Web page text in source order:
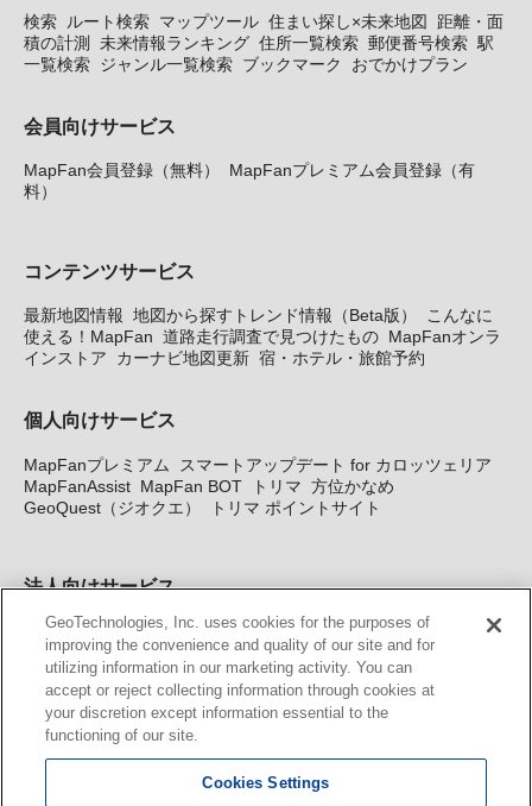
検索 ルート検索 マップツール 住まい探し×未来地図
距離・面
積の計測 未来情報ランキング 住所一覧検索 郵便番号検索 駅
一覧検索 ジャンル一覧検索 ブックマーク おでかけプラン
会員向けサービス
MapFan会員登録（無料）
MapFanプレミアム会員登録（有
料）
コンテンツサービス
最新地図情報 地図から探すトレンド情報（Beta版）
こんなに
使える！MapFan 道路走行調査で見つけたもの MapFanオンラ
インストア
カーナビ地図更新 宿・ホテル・旅館予約
個人向けサービス
MapFanプレミアム
スマートアップデート for カロッツェリア
MapFanAssist MapFan BOT トリマ 方位かなめ
GeoQuest（ジオクエ）
トリマ ポイントサイト
法人向けサービス
法人向け地図・位置情報サービス WEBサイト・システム向け地
図API Windows PC向け地図開発キット MapFan DB 住所確認
サービス
MAP WORLD+ トリマ広告 Geo-Research
カーナビ地図更新サービス
MapFan スマートメンバーズ
GeoTechnologies, Inc. uses cookies for the purposes of
improving the convenience and quality of our site and for
utilizing information in our marketing activity. You can
accept or reject collecting information through cookies at
your discretion except information essential to the
functioning of our site.
Cookies Settings